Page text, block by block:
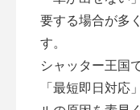
要する場合が多
す。
シャッター王国
「最短即日対応